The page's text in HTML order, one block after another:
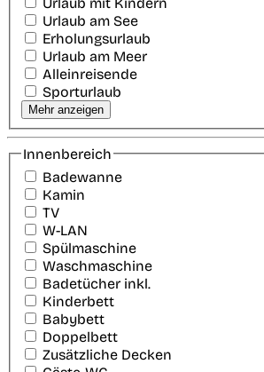
Urlaub am See
Erholungsurlaub
Urlaub am Meer
Alleinreisende
Sporturlaub
Mehr anzeigen
Innenbereich
Badewanne
Kamin
TV
W-LAN
Spülmaschine
Waschmaschine
Badetücher inkl.
Kinderbett
Babybett
Doppelbett
Zusätzliche Decken